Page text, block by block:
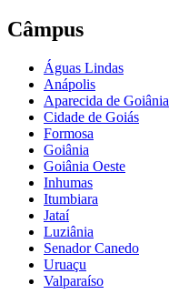
Câmpus
Águas Lindas
Anápolis
Aparecida de Goiânia
Cidade de Goiás
Formosa
Goiânia
Goiânia Oeste
Inhumas
Itumbiara
Jataí
Luziânia
Senador Canedo
Uruaçu
Valparaíso